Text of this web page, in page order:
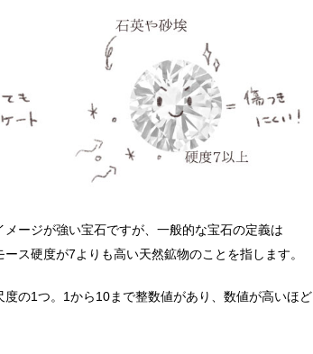
ージが強い宝石ですが、一般的な宝石の定義は
ス硬度が7よりも高い天然鉱物のことを指します。
度の1つ。1から10まで整数値があり、数値が高いほど